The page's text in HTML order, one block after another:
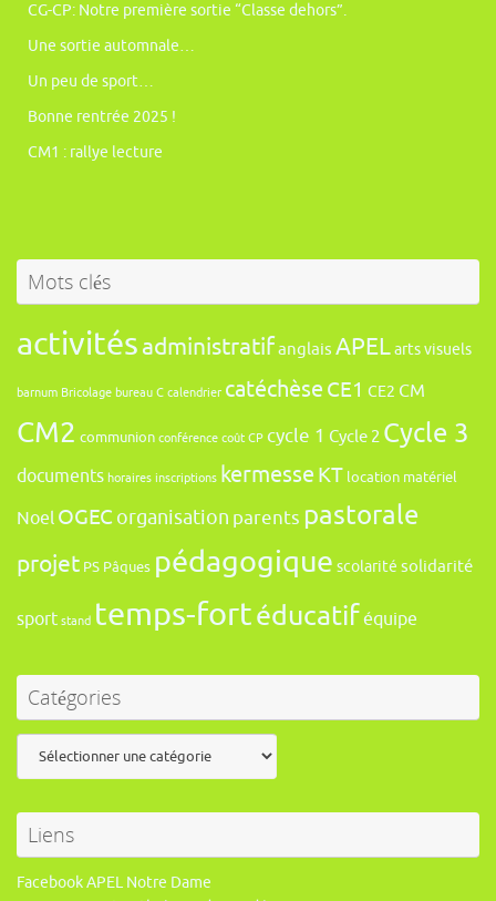
CG-CP: Notre première sortie “Classe dehors”.
Une sortie automnale…
Un peu de sport…
Bonne rentrée 2025 !
CM1 : rallye lecture
Mots clés
activitésadministratifanglais APELarts visuels
barnum Bricolage bureau C calendrier catéchèse CE1 CE2 CM
CM2 communion conférence coût CP cycle 1 Cycle 2 Cycle 3
documents horaires inscriptions kermesse KT location matériel
NoelOGECorganisation parents pastorale
projet PS Pâques pédagogique scolarité solidarité
sport stand temps-fortéducatiféquipe
Catégories
Liens
Facebook APEL Notre Dame